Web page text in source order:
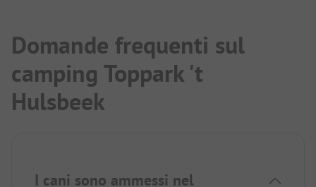
Domande frequenti sul
camping Toppark 't
Hulsbeek
I cani sono ammessi nel